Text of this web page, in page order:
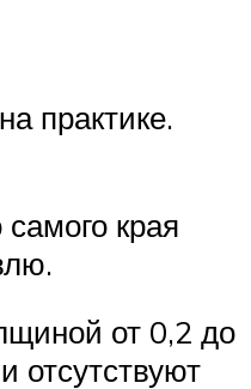
практике.
края
от 0,2 до
отсутствуют